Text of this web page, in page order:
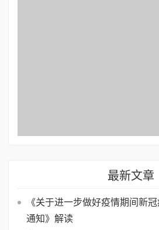
最新文章
《关于进一步做好疫情期间新
通知》解读